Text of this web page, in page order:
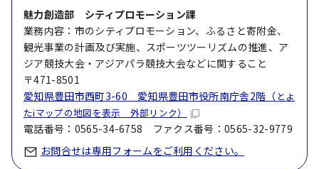
魅力創造部 シティプロモーション課
業務内容：市のシティプロモーション、ふるさと寄附金、
観光事業の計画及び実施、スポーツツーリズムの推進、ア
ジア競技大会・アジアパラ競技大会などに関すること
〒471-8501
愛知県豊田市西町3-60 愛知県豊田市役所南庁舎2階（ とよ
たiマップの地図を表示 外部リンク）
電話番号：0565-34-6758 ファクス番号：0565-32-9779
お問合せは専用フォームをご利用ください。